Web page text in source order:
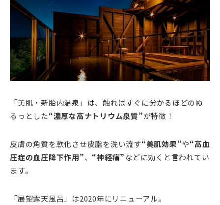
「美肌・新胎内温泉」は、触ればすぐに分かるほどのぬ
るっとした“濃厚な高ナトリウム泉質”が特徴！
皮膚の角質を軟化させ皮脂を洗い流す“美肌効果”や“高血
圧症の血圧降下作用”、 “神経痛”などに効くと言われてい
ます。
「展望露天風呂」は2020年にリニューアル。